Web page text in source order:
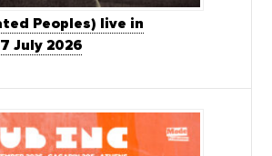
Peoples) live in
July 2026